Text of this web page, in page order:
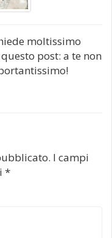
moltissimo
post: a te non
I campi
*